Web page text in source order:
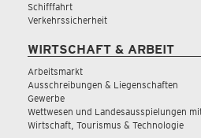
Schifffahrt
Verkehrssicherheit
WIRTSCHAFT & ARBEIT
Arbeitsmarkt
Ausschreibungen & Liegenschaften
Gewerbe
Wettwesen und Landesausspielungen
Wirtschaft, Tourismus & Technologie